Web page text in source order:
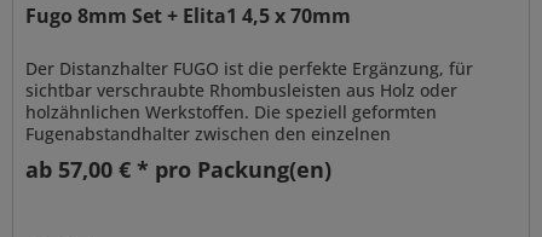
Fugo 8mm Set + Elita1 4,5 x 70mm
Der Distanzhalter FUGO ist die perfekte Ergänzung, für
sichtbar verschraubte Rhombusleisten aus Holz oder
holzähnlichen Werkstoffen. Die speziell geformten
Fugenabstandhalter zwischen den einzelnen
Rhombusleisten schaffen ein...
ab 57,00 € * pro Packung(en)